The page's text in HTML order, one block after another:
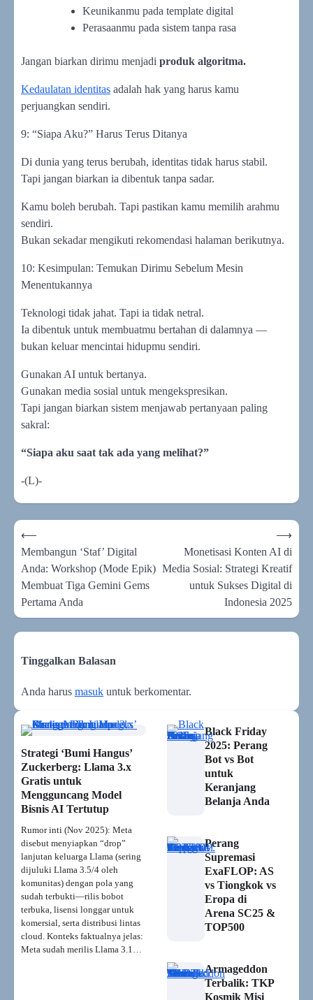
Keunikanmu pada template digital
Perasaanmu pada sistem tanpa rasa
Jangan biarkan dirimu menjadi produk algoritma.
Kedaulatan identitas adalah hak yang harus kamu
perjuangkan sendiri.
9: “Siapa Aku?” Harus Terus Ditanya
Di dunia yang terus berubah, identitas tidak harus stabil.
Tapi jangan biarkan ia dibentuk tanpa sadar.
Kamu boleh berubah. Tapi pastikan kamu memilih arahmu
sendiri.
Bukan sekadar mengikuti rekomendasi halaman berikutnya.
10: Kesimpulan: Temukan Dirimu Sebelum Mesin
Menentukannya
Teknologi tidak jahat. Tapi ia tidak netral.
Ia dibentuk untuk membuatmu bertahan di dalamnya —
bukan keluar mencintai hidupmu sendiri.
Gunakan AI untuk bertanya.
Gunakan media sosial untuk mengekspresikan.
Tapi jangan biarkan sistem menjawab pertanyaan paling
sakral:
“Siapa aku saat tak ada yang melihat?”
-(L)-
Navigasi
pos
⟵
Membangun ‘Staf’ Digital
Anda: Workshop (Mode Epik)
Membuat Tiga Gemini Gems
Pertama Anda
Monetisasi Konten AI di
Media Sosial: Strategi Kreatif
untuk Sukses Digital di
Indonesia 2025
⟶
Tinggalkan Balasan
Anda harus masuk untuk berkomentar.
Strategi ‘Bumi Hangus’
Zuckerberg: Llama 3.x
Gratis untuk
Mengguncang Model
Bisnis AI Tertutup
Rumor inti (Nov 2025): Meta
disebut menyiapkan “drop”
lanjutan keluarga Llama (sering
dijuluki Llama 3.5/4 oleh
komunitas) dengan pola yang
sudah terbukti—rilis bobot
terbuka, lisensi longgar untuk
komersial, serta distribusi lintas
cloud. Konteks faktualnya jelas:
Meta sudah merilis Llama 3.1…
Black Friday
2025: Perang
Bot vs Bot
untuk
Keranjang
Belanja Anda
Perang
Supremasi
ExaFLOP: AS
vs Tiongkok vs
Eropa di
Arena SC25 &
TOP500
Armageddon
Terbalik: TKP
Kosmik Misi